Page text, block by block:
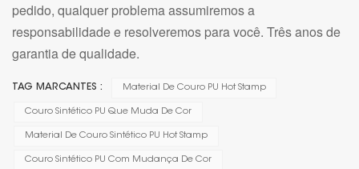
pedido, qualquer problema assumiremos a
responsabilidade e resolveremos para você. Três anos de
garantia de qualidade.
TAG MARCANTES : Material De Couro PU Hot Stamp
Couro Sintético PU Que Muda De Cor
Material De Couro Sintético PU Hot Stamp
Couro Sintético PU Com Mudança De Cor